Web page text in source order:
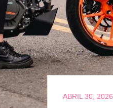
ABRIL 30, 2026